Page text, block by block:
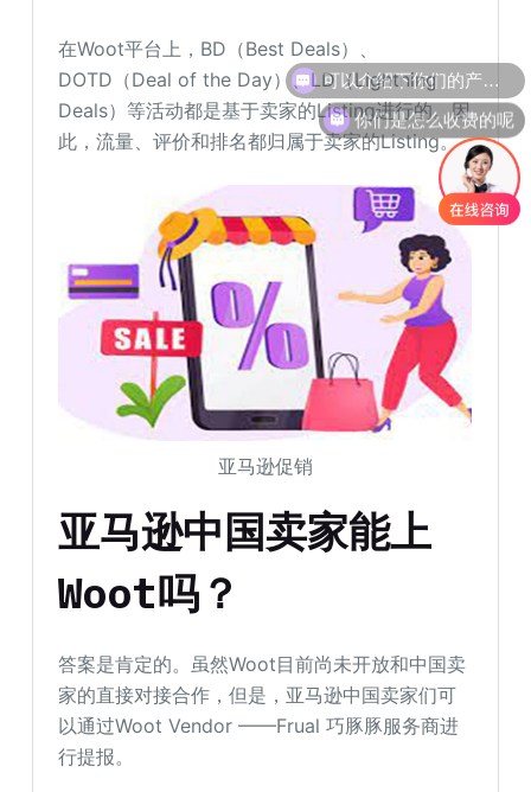
在Woot平台上，BD（Best Deals）、
DOTD（Deal of the Day）、LD（Lightning
Deals）等活动都是基于卖家的Listing进行的。因
此，流量、评价和排名都归属于卖家的Listing。
亚马逊促销
亚马逊中国卖家能上
Woot吗？
答案是肯定的。虽然Woot目前尚未开放和中国卖
家的直接对接合作，但是，亚马逊中国卖家们可
以通过Woot Vendor ——Frual 巧豚豚服务商进
行提报。
可以介绍下你们的产品么
你们是怎么收费的呢